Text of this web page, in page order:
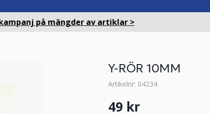
på mängder av artiklar >
Y-RÖR 10MM
Artikelnr: 04234
49 kr